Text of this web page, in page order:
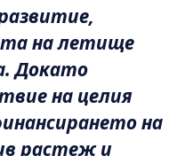
на летище
Докато
на целия
на
растеж и